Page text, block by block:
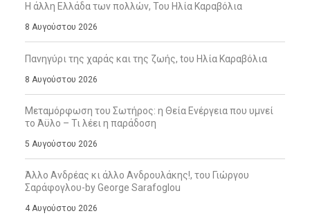
Η άλλη Ελλάδα των πολλών, Του Ηλία Καραβόλια
8 Αυγούστου 2026
Πανηγύρι της χαράς και της ζωής, tου Ηλία Καραβόλια
8 Αυγούστου 2026
Μεταμόρφωση του Σωτήρος: η Θεία Ενέργεια που υμνεί
το Άϋλο – Τι λέει η παράδοση
5 Αυγούστου 2026
Άλλο Ανδρέας κι άλλο Ανδρουλάκης!, του Γιώργου
Σαράφογλου-by George Sarafoglou
4 Αυγούστου 2026